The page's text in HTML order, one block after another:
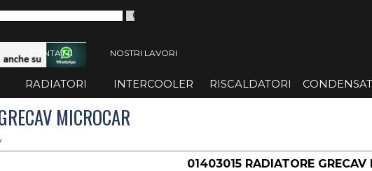
Salta menù
CONTATTI NOSTRI LAVORI
RADIATORI ▼
INTERCOOLER ▼
RISCALDATORI ▼
MICROCAR
01403015 RADIATORE